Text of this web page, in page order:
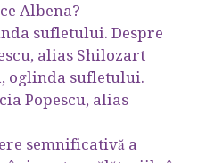
Albena?
sufletului. Despre
alias Shilozart
oglinda sufletului.
Popescu, alias
semnificativă a